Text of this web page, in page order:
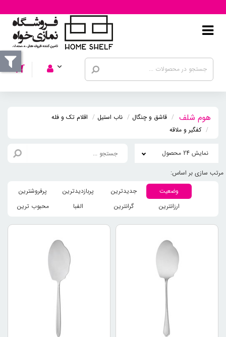
قاشق و چنگال ناب استیل
اقلام تک و فله
کفگیر و ملاقه
نمایش 24 محصول
وضعیت جدیدترین پربازدیدترین
پرفروشترین
ارزانترین
گرانترین الفبا محبوب ترین